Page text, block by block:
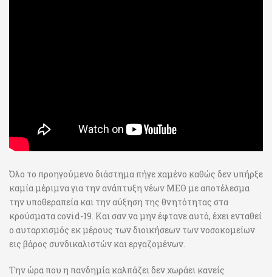
Όλο το προηγούμενο διάστημα πήγε χαμένο καθώς δεν υπήρξε
καμία μέριμνα για την ανάπτυξη νέων ΜΕΘ με αποτέλεσμα
την υποθεραπεία και την αύξηση της θνητότητας στα
κρούσματα covid-19. Και σαν να μην έφτανε αυτό, έχει ενταθεί
ο αυταρχισμός εκ μέρους των διοικήσεων των νοσοκομείων
εις βάρος συνδικαλιστών και εργαζομένων.
Την ώρα που η πανδημία καλπάζει δεν χωράει κανείς